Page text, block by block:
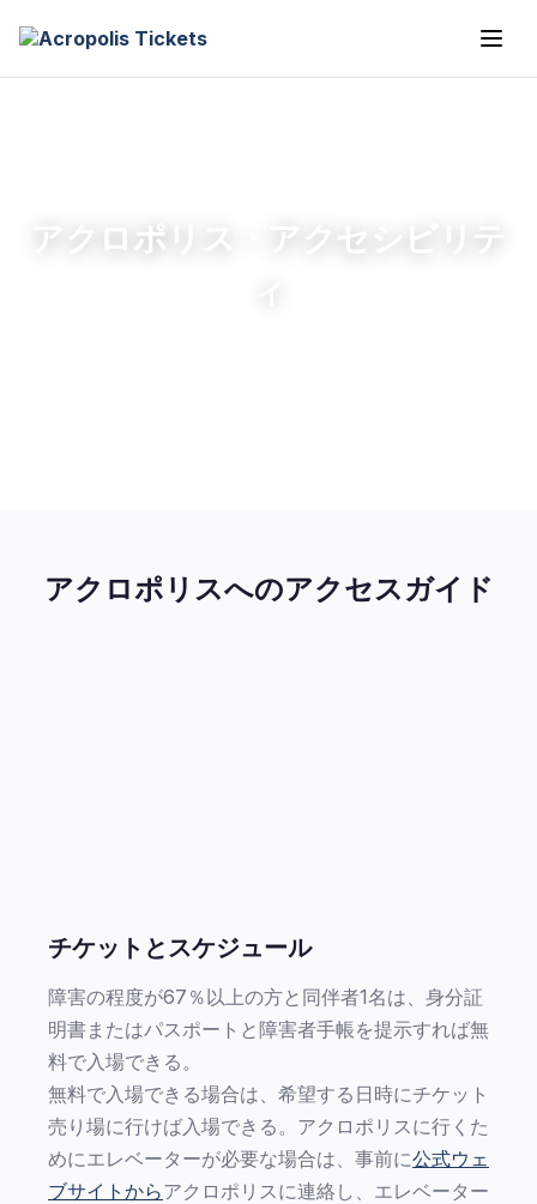
アクロポリス・アクセシビリテ
アクロポリスへのアクセスガイド
チケットとスケジュール
障害の程度が67％以上の方と同伴者1名は、身分証
明書またはパスポートと障害者手帳を提示すれば無
料で入場できる。
無料で入場できる場合は、希望する日時にチケット
売り場に行けば入場できる。アクロポリスに行くた
めにエレベーターが必要な場合は、事前に公式ウェ
ブサイトからアクロポリスに連絡し、エレベーター